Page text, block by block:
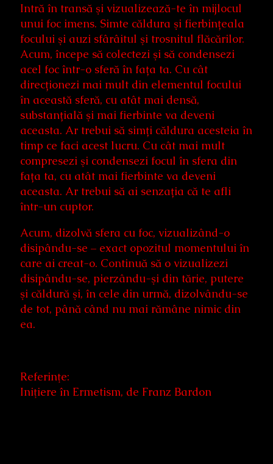
Intră în transă şi vizualizează-te în mijlocul
unui foc imens. Simte căldura şi fierbințeala
focului şi auzi sfârâitul şi trosnitul flăcărilor.
Acum, începe să colectezi şi să condensezi
acel foc într-o sferă în fața ta. Cu cât
direcționezi mai mult din elementul focului
în această sferă, cu atât mai densă,
substanțială şi mai fierbinte va deveni
aceasta. Ar trebui să simți căldura acesteia în
timp ce faci acest lucru. Cu cât mai mult
compresezi şi condensezi focul în sfera din
fața ta, cu atât mai fierbinte va deveni
aceasta. Ar trebui să ai senzația că te afli
într-un cuptor.
Acum, dizolvă sfera cu foc, vizualizând-o
disipându-se – exact opozitul momentului în
care ai creat-o. Continuă să o vizualizezi
disipându-se, pierzându-şi din tărie, putere
şi căldură şi, în cele din urmă, dizolvându-se
de tot, până când nu mai rămâne nimic din
ea.
Referinţe:
Iniţiere în Ermetism, de Franz Bardon